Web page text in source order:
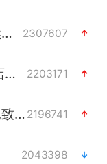
上半年我国经营主体结构持续优化 2307607
于东来回应胖东来近25年老店年底关闭 2203171
俄称边境州遭乌大规模袭击已致13伤 2196741
2043398